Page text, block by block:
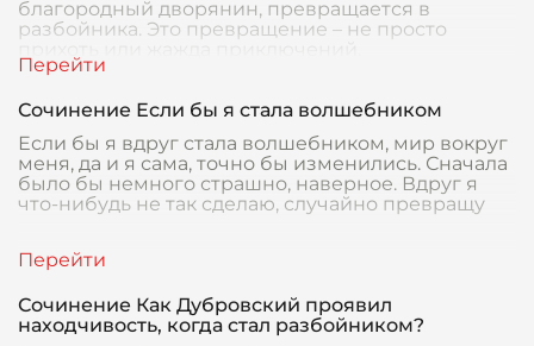
благородный дворянин, превращается в
разбойника. Это превращение – не просто
Сочинение Если бы я стала волшебником
Если бы я вдруг стала волшебником, мир вокруг
меня, да и я сама, точно бы изменились. Сначала
было бы немного страшно, наверное. Вдруг я
что-нибудь не так сделаю, случайно превращу
Сочинение Как Дубровский проявил
находчивость, когда стал разбойником?